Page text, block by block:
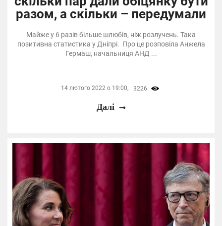
разом, а скільки – передумали
Майже у 6 разів більше шлюбів, ніж розлучень. Така
позитивна статистика у Дніпрі. Про це розповіла Анжела
Гермаш, начальниця АНД ...
14 лютого 2022 о 19:00, 3226
Далі